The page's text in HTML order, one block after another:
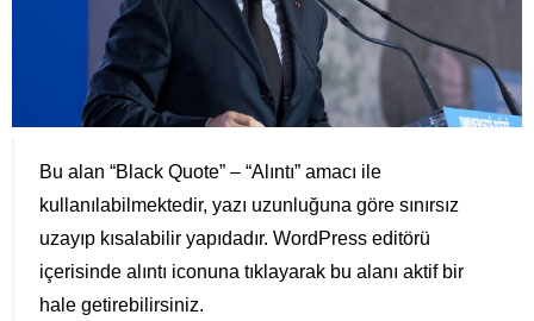
Bu alan “Black Quote” – “Alıntı” amacı ile
kullanılabilmektedir, yazı uzunluğuna göre sınırsız
uzayıp kısalabilir yapıdadır. WordPress editörü
içerisinde alıntı iconuna tıklayarak bu alanı aktif bir
hale getirebilirsiniz.